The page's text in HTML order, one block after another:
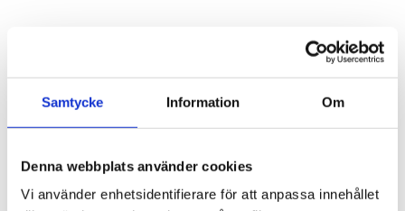
Samtycke Information Om
Denna webbplats använder cookies
Vi använder enhetsidentifierare för att anpassa innehållet
Blogg
Bläckfisk – en favorit i det asiatiska